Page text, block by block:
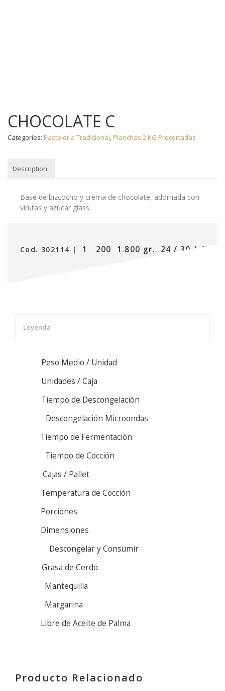
CHOCOLATE C
Categories: Pastelería Tradicional,Planchas 2 KG Precortadas
Description
DESCRIPTION
Base de bizcocho y crema de chocolate, adornada con
virutas y azúcar glass.
Cod. 302114 | 1 200 1.800 gr. 24 / 30 / 48
Leyenda
Peso Medio / Unidad
Unidades / Caja
Tiempo de Descongelación
Descongelación Microondas
Tiempo de Fermentación
Tiempo de Cocción
Cajas / Pallet
Temperatura de Cocción
Porciones
Dimensiones
Descongelar y Consumir
Grasa de Cerdo
Mantequilla
Margarina
Libre de Aceite de Palma
Producto Relacionado